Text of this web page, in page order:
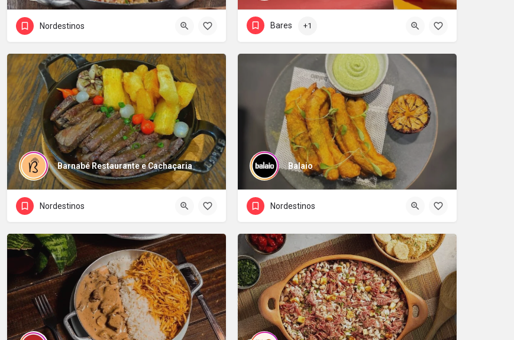
Nordestinos Bares +1
Barnabé Restaurante e Cachaçaria
Nordestinos
Balaio
Nordestinos